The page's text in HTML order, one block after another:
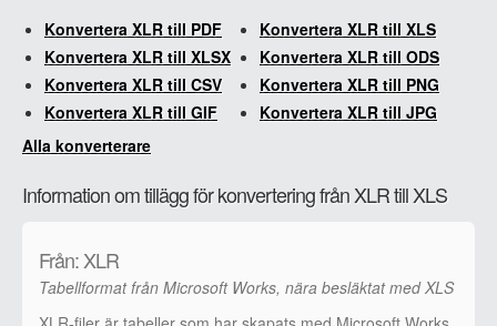
Konvertera XLR till PDF
Konvertera XLR till XLS
Konvertera XLR till XLSX
Konvertera XLR till ODS
Konvertera XLR till CSV
Konvertera XLR till PNG
Konvertera XLR till GIF
Konvertera XLR till JPG
Alla konverterare
Information om tillägg för konvertering från XLR till XLS
Från: XLR
Tabellformat från Microsoft Works, nära besläktat med XLS